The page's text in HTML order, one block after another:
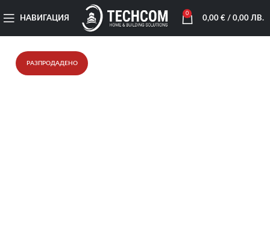
НАВИГАЦИЯ
0
0,00 €/ 0,00 ЛВ.
РАЗПРОДАДЕНО